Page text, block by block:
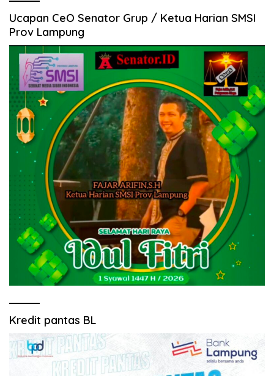
Ucapan CeO Senator Grup / Ketua Harian SMSI
Prov Lampung
Kredit pantas BL